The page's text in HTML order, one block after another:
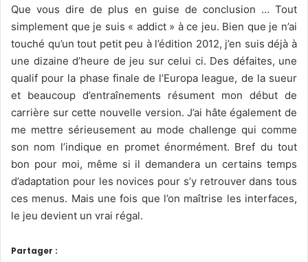
Que vous dire de plus en guise de conclusion … Tout
simplement que je suis « addict » à ce jeu. Bien que je n’ai
touché qu’un tout petit peu à l’édition 2012, j’en suis déjà à
une dizaine d’heure de jeu sur celui ci. Des défaites, une
qualif pour la phase finale de l’Europa league, de la sueur
et beaucoup d’entraînements résument mon début de
carrière sur cette nouvelle version. J’ai hâte également de
me mettre sérieusement au mode challenge qui comme
son nom l’indique en promet énormément. Bref du tout
bon pour moi, même si il demandera un certains temps
d’adaptation pour les novices pour s’y retrouver dans tous
ces menus. Mais une fois que l’on maîtrise les interfaces,
le jeu devient un vrai régal.
Partager :